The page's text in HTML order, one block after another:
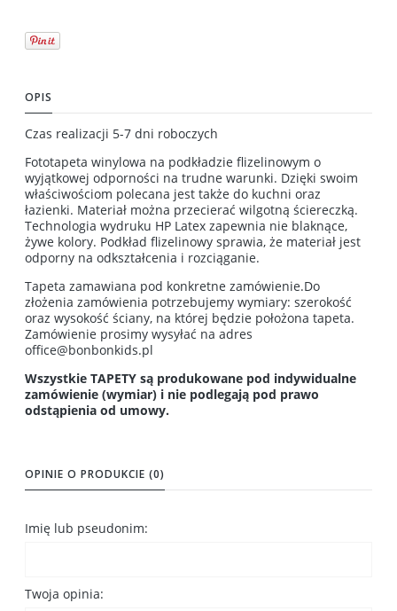
OPIS
Czas realizacji 5-7 dni roboczych
Fototapeta winylowa na podkładzie flizelinowym o
wyjątkowej odporności na trudne warunki. Dzięki swoim
właściwościom polecana jest także do kuchni oraz
łazienki. Materiał można przecierać wilgotną ściereczką.
Technologia wydruku HP Latex zapewnia nie blaknące,
żywe kolory. Podkład flizelinowy sprawia, że materiał jest
odporny na odkształcenia i rozciąganie.
Tapeta zamawiana pod konkretne zamówienie.Do
złożenia zamówienia potrzebujemy wymiary: szerokość
oraz wysokość ściany, na której będzie położona tapeta.
Zamówienie prosimy wysyłać na adres
office@bonbonkids.pl
Wszystkie TAPETY są produkowane pod indywidualne
zamówienie (wymiar) i nie podlegają pod prawo
odstąpienia od umowy.
OPINIE O PRODUKCIE (0)
Imię lub pseudonim:
Twoja opinia: